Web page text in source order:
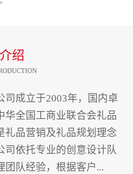
绍
司成立于2003年，国内卓
华全国工商业联合会礼品
礼品营销及礼品规划理念
司依托专业的创意设计队
团队经验，根据客户...